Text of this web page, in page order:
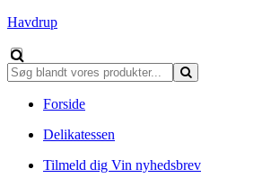
Havdrup
Forside
Delikatessen
Tilmeld dig Vin nyhedsbrev